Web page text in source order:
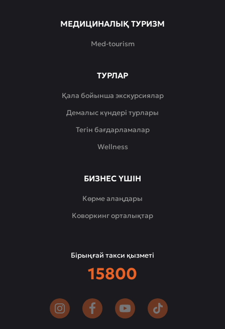
МЕДИЦИНАЛЫҚ ТУРИЗМ
Med-tourism
ТУРЛАР
Қала бойынша экскурсиялар
Демалыс күндері турлары
Тегін бағдарламалар
Wellness
БИЗНЕС ҮШІН
Көрме алаңдары
Коворкинг орталықтар
Бірыңғай такси қызметі
15800